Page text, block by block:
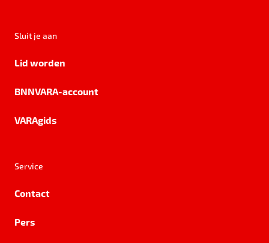
Sluit je aan
Lid worden
BNNVARA-account
VARAgids
Service
Contact
Pers